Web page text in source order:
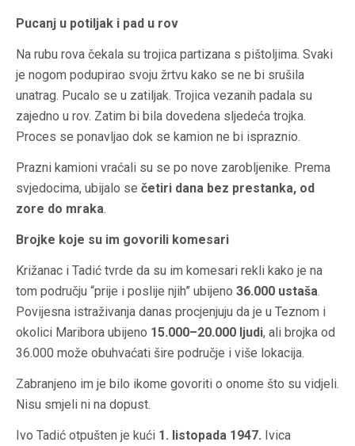
Pucanj u potiljak i pad u rov
Na rubu rova čekala su trojica partizana s pištoljima. Svaki
je nogom podupirao svoju žrtvu kako se ne bi srušila
unatrag. Pucalo se u zatiljak. Trojica vezanih padala su
zajedno u rov. Zatim bi bila dovedena sljedeća trojka.
Proces se ponavljao dok se kamion ne bi ispraznio.
Prazni kamioni vraćali su se po nove zarobljenike. Prema
svjedocima, ubijalo se četiri dana bez prestanka, od
zore do mraka.
Brojke koje su im govorili komesari
Križanac i Tadić tvrde da su im komesari rekli kako je na
tom području “prije i poslije njih” ubijeno 36.000 ustaša.
Povijesna istraživanja danas procjenjuju da je u Teznom i
okolici Maribora ubijeno 15.000–20.000 ljudi, ali brojka od
36.000 može obuhvaćati šire područje i više lokacija.
Zabranjeno im je bilo ikome govoriti o onome što su vidjeli.
Nisu smjeli ni na dopust.
Ivo Tadić otpušten je kući 1. listopada 1947. Ivica